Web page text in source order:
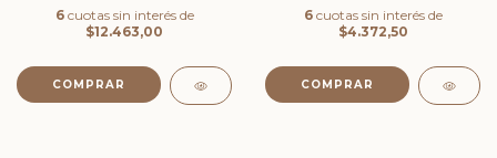
6 cuotas sin interés de
$12.463,00
6 cuotas sin interés de
$4.372,50
COMPRAR